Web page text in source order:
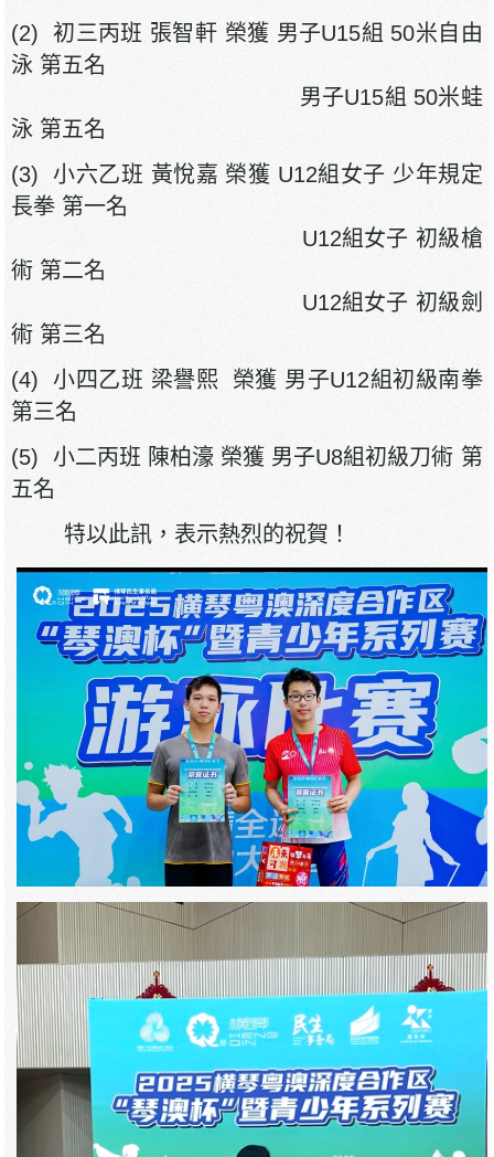
(2) 初三丙班 張智軒 榮獲 男子U15組 50米自由
泳 第五名
男子U15組 50米蛙
泳 第五名
(3) 小六乙班 黃悅嘉 榮獲 U12組女子 少年規定
長拳 第一名
U12組女子 初級槍
術 第二名
U12組女子 初級劍
術 第三名
(4) 小四乙班 梁譽熙 榮獲 男子U12組初級南拳
第三名
(5) 小二丙班 陳柏濠 榮獲 男子U8組初級刀術 第
五名
特以此訊，表示熱烈的祝賀！